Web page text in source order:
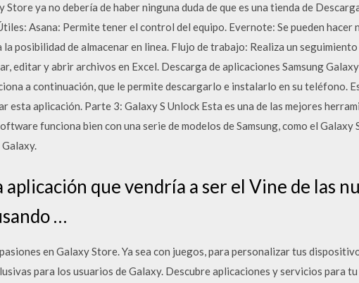
Store ya no debería de haber ninguna duda de que es una tienda de
Asana: Permite tener el control del equipo. Evernote: Se pueden
posibilidad de almacenar en linea. Flujo de trabajo: Realiza un
editar y abrir archivos en Excel. Descarga de aplicaciones Samsung
a continuación, que le permite descargarlo e instalarlo en su teléfono.
esta aplicación. Parte 3: Galaxy S Unlock Esta es una de las mejores
funciona bien con una serie de modelos de Samsung, como el Galaxy
aplicación que vendría a ser el Vine de las
…
en Galaxy Store. Ya sea con juegos, para personalizar tus
para los usuarios de Galaxy. Descubre aplicaciones y servicios para